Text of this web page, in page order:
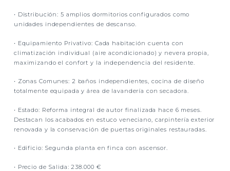
• Distribución: 5 amplios dormitorios configurados como
unidades independientes de descanso.
• Equipamiento Privativo: Cada habitación cuenta con
climatización individual (aire acondicionado) y nevera propia,
maximizando el confort y la independencia del residente.
• Zonas Comunes: 2 baños independientes, cocina de diseño
totalmente equipada y área de lavandería con secadora.
• Estado: Reforma integral de autor finalizada hace 6 meses.
Destacan los acabados en estuco veneciano, carpintería exterior
renovada y la conservación de puertas originales restauradas.
• Edificio: Segunda planta en finca con ascensor.
• Precio de Salida: 238.000 €